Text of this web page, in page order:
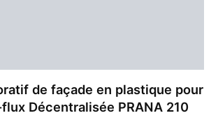
de façade en plastique pour
Décentralisée PRANA 210